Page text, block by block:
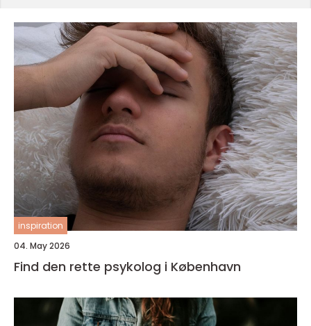
inspiration
04. May 2026
Find den rette psykolog i København